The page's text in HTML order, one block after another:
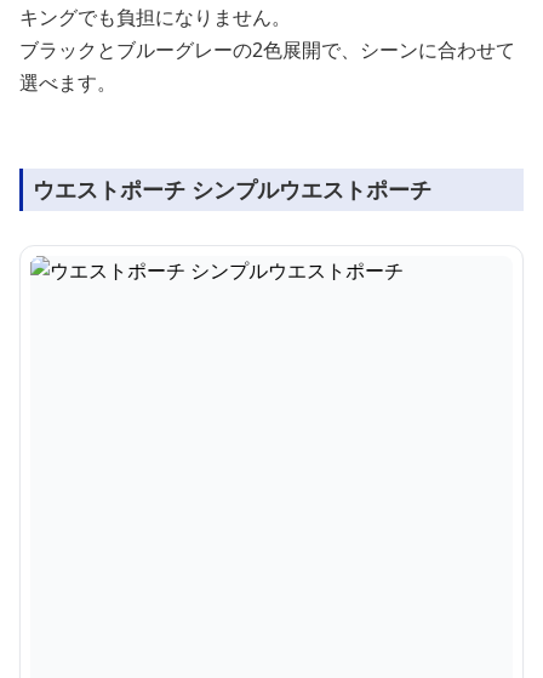
キングでも負担になりません。
ブラックとブルーグレーの2色展開で、シーンに合わせて
選べます。
ウエストポーチ シンプルウエストポーチ